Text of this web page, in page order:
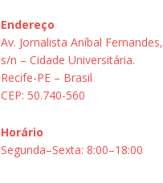
Endereço
Av. Jornalista Aníbal Fernandes,
s/n – Cidade Universitária.
Recife-PE – Brasil
CEP: 50.740-560
Horário
Segunda–Sexta: 8:00–18:00